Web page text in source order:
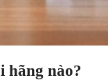
hãng nào?